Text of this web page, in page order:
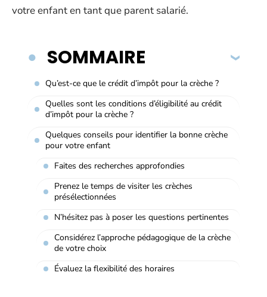
votre enfant en tant que parent salarié.
SOMMAIRE
Qu’est-ce que le crédit d’impôt pour la crèche ?
Quelles sont les conditions d’éligibilité au crédit
d’impôt pour la crèche ?
Quelques conseils pour identifier la bonne crèche
pour votre enfant
Faites des recherches approfondies
Prenez le temps de visiter les crèches
présélectionnées
N’hésitez pas à poser les questions pertinentes
Considérez l’approche pédagogique de la crèche
de votre choix
Évaluez la flexibilité des horaires